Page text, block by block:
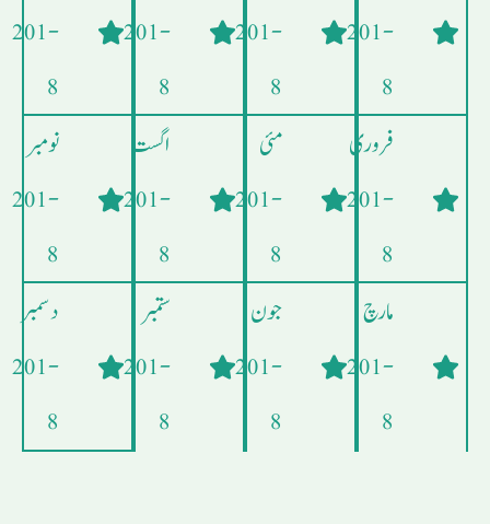
- 201
8
فروری
- 201
8
مارچ
- 201
8
- 201
8
مئی
- 201
8
جون
- 201
8
- 201
8
اگست
- 201
8
ستمبر
- 201
8
- 201
8
نومبر
- 201
8
دسمبر
- 201
8